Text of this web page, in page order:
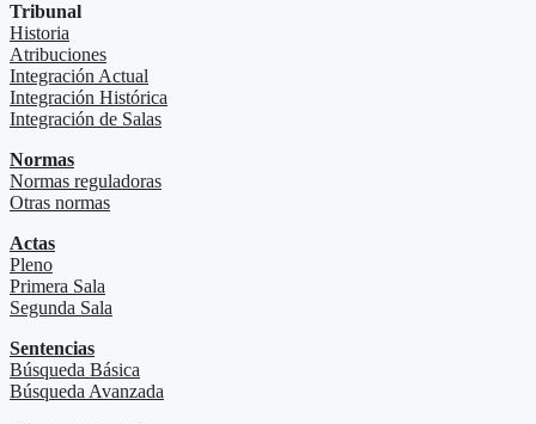
Tribunal
Historia
Atribuciones
Integración Actual
Integración Histórica
Integración de Salas
Normas
Normas reguladoras
Otras normas
Actas
Pleno
Primera Sala
Segunda Sala
Sentencias
Búsqueda Básica
Búsqueda Avanzada